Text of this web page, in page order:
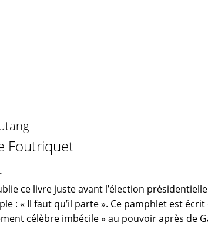
Foutriquet
ce livre juste avant l’élection
: « Il faut qu’il parte ». Ce pamphlet est
célèbre imbécile » au pouvoir après de